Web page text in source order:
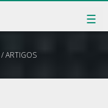
☰
/ ARTIGOS